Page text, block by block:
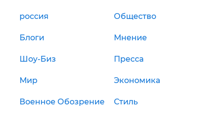
россия Общество
Блоги Мнение
Шоу-Биз Пресса
Мир Экономика
Военное Обозрение Стиль